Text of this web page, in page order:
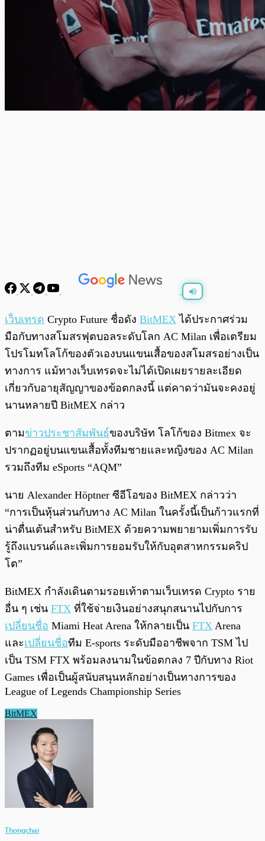
0:00
เว็บเทรด Crypto Future ชื่อดัง BitMEX ได้ประกาศร่วม
มือกับทางสโมสรฟุตบอลระดับโลก AC Milan เพื่อเตรียม
โปรโมทโลโก้ของตัวเองบนแขนเสื้อของสโมสรอย่างเป็น
ทางการ แม้ทางเว็บเทรดจะไม่ได้เปิดเผยรายละเอียด
เกี่ยวกับอายุสัญญาของข้อตกลงนี้ แต่คาดว่ามันจะคงอยู่
นานหลายปี BitMEX กล่าว
ตามข่าวประชาสัมพันธ์ของบริษัท โลโก้ของ Bitmex จะ
ปรากฏอยู่บนแขนเสื้อทั้งทีมชายและหญิงของ AC Milan
รวมถึงทีม eSports “AQM”
นาย Alexander Höptner ซีอีโอของ BitMEX กล่าวว่า
“การเป็นหุ้นส่วนกับทาง AC Milan ในครั้งนี้เป็นก้าวแรกที่
น่าตื่นเต้นสำหรับ BitMEX ด้วยความพยายามเพิ่มการรับ
รู้ถึงแบรนด์และเพิ่มการยอมรับให้กับอุตสาหกรรมคริป
โต”
BitMEX กำลังเดินตามรอยเท้าตามเว็บเทรด Crypto ราย
อื่น ๆ เช่น FTX ที่ใช้จ่ายเงินอย่างสนุกสนานไปกับการ
เปลี่ยนชื่อ Miami Heat Arena ให้กลายเป็น FTX Arena
และเปลี่ยนชื่อทีม E-sports ระดับมืออาชีพจาก TSM ไป
เป็น TSM FTX พร้อมลงนามในข้อตกลง 7 ปีกับทาง Riot
Games เพื่อเป็นผู้สนับสนุนหลักอย่างเป็นทางการของ
League of Legends Championship Series
BitMEX
Thongchai